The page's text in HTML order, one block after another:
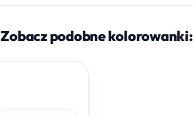
Zobacz podobne kolorowanki: